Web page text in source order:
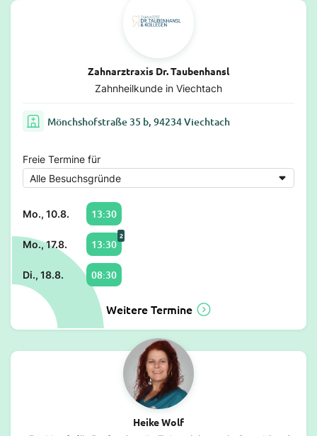
Zahnarztraxis Dr. Taubenhansl
Zahnheilkunde in Viechtach
Mönchshofstraße 35 b, 94234 Viechtach
Freie Termine für
Mo., 10.8. 13:30
Mo., 17.8. 13:30
2
Di., 18.8. 08:30
Weitere Termine
Heike Wolf